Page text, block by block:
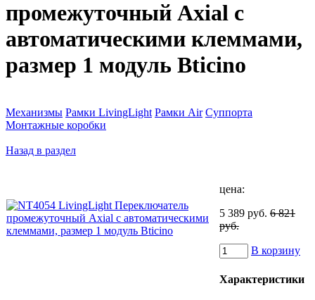
промежуточный Axial с
автоматическими клеммами,
размер 1 модуль Bticino
Механизмы Рамки LivingLight Рамки Air Суппорта
Монтажные коробки
Назад в раздел
цена:
5 389 руб. 6 821
руб.
В корзину
Характеристики